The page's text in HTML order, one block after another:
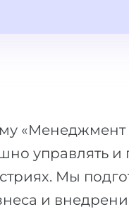
«Менеджмент
управлять
Мы
и